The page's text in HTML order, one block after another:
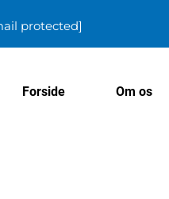
protected]
Forside Om os